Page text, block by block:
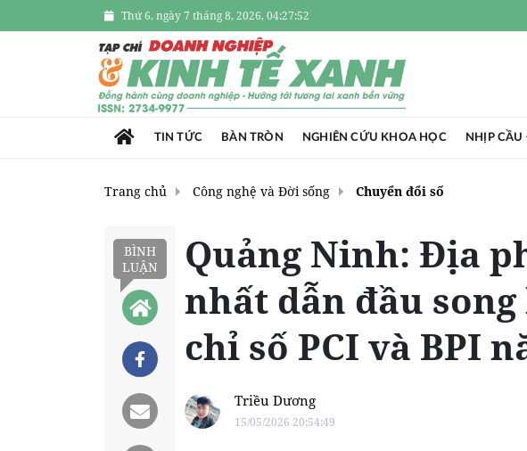
Thứ 6, ngày 7 tháng 8, 2026, 04:27:53
TIN TỨC BÀN TRÒN NGHIÊN CỨU KHOA HỌC NHỊP
Trang chủ Công nghệ và Đời sống Chuyển đổi số
BÌNH
LUẬN
Quảng Ninh: Địa
nhất dẫn đầu
chỉ số PCI và BPI
Triều Dương
15/05/2026 20:54:49